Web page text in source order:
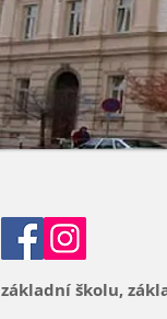
základní školu,